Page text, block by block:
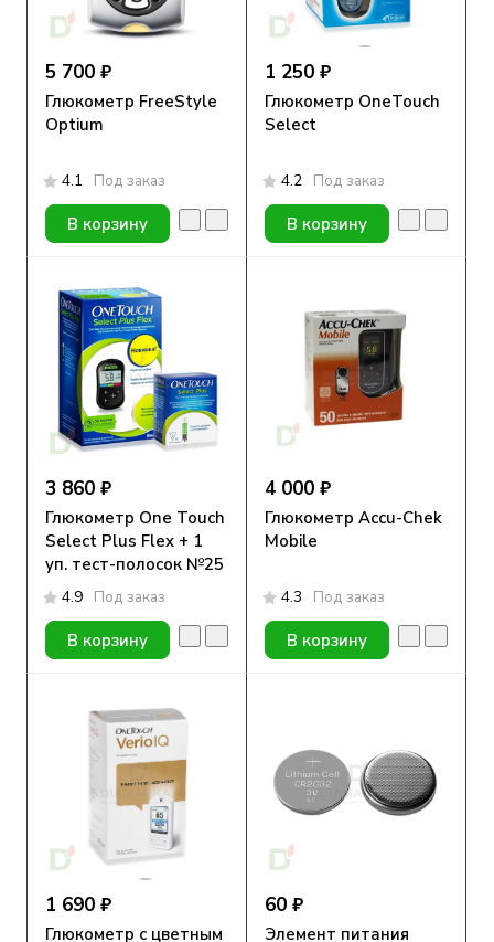
5 700 ₽
Глюкометр FreeStyle
Optium
4.1 Под заказ
В корзину
1 250 ₽
Глюкометр OneTouch
Select
4.2 Под заказ
В корзину
3 860 ₽
Глюкометр One Touch
Select Plus Flex + 1
уп. тест-полосок №25
4.9 Под заказ
В корзину
4 000 ₽
Глюкометр Accu-Chek
Mobile
4.3 Под заказ
В корзину
1 690 ₽
Глюкометр с цветным
60 ₽
Элемент питания